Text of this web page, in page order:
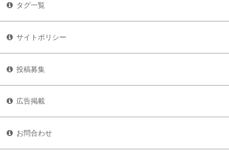
タグ一覧
サイトポリシー
投稿募集
広告掲載
お問合わせ